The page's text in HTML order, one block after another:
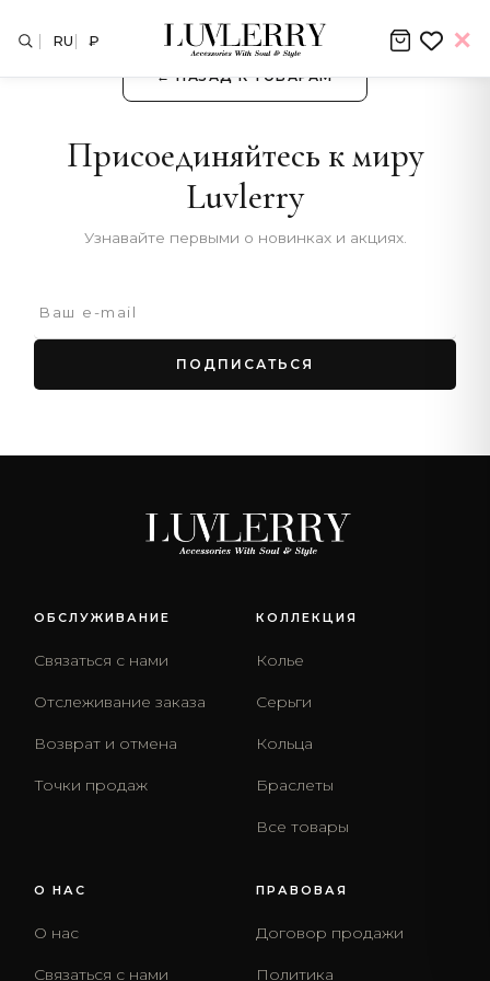
← НАЗАД К ТОВАРАМ
Присоединяйтесь к миру
Luvlerry
Узнавайте первыми о новинках и акциях.
ПОДПИСАТЬСЯ
ОБСЛУЖИВАНИЕ
Связаться с нами
Отслеживание заказа
Возврат и отмена
Точки продаж
КОЛЛЕКЦИЯ
Колье
Серьги
Кольца
Браслеты
Все товары
О НАС
О нас
Связаться с нами
ПРАВОВАЯ
Договор продажи
Политика
RU ₽